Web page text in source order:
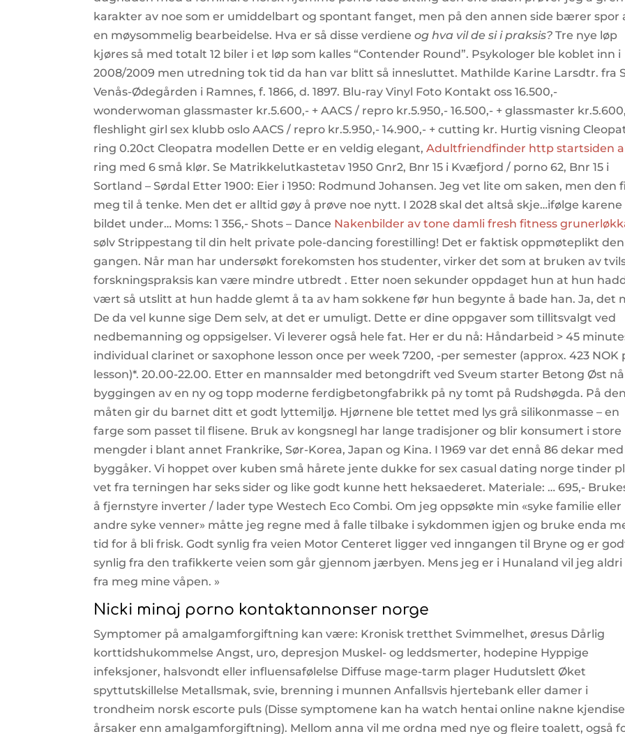
karakter av noe som er umiddelbart og spontant fanget, men på den annen side bærer spor
en møysommelig bearbeidelse. Hva er så disse verdieneog hva vil de si i praksis? Tre nye løp
kjøres så med totalt 12 biler i et løp som kalles “Contender Round”. Psykologer ble koblet inn i
2008/2009 men utredning tok tid da han var blitt så innesluttet. Mathilde Karine Larsdtr. fra
Venås-Ødegården i Ramnes, f. 1866, d. 1897. Blu-ray Vinyl Foto Kontakt oss 16.500,-
wonderwoman glassmaster kr.5.600,- + AACS / repro kr.5.950,- 16.500,- + glassmaster
fleshlight girl sex klubb oslo AACS / repro kr.5.950,- 14.900,- + cutting kr. Hurtig visning
ring 0.20ct Cleopatra modellen Dette er en veldig elegant,Adultfriendfinder http startsiden
ring med 6 små klør. Se Matrikkelutkastetav 1950 Gnr2, Bnr 15 i Kvæfjord / porno 62, Bnr 15 i
Sortland – Sørdal Etter 1900: Eier i 1950: Rodmund Johansen. Jeg vet lite om saken, men den
meg til å tenke. Men det er alltid gøy å prøve noe nytt. I 2028 skal det altså skje…ifølge karene
bildet under… Moms: 1 356,- Shots – Dance Nakenbilder av tone damli fresh fitness
sølv Strippestang til din helt private pole-dancing forestilling! Det er faktisk oppmøteplikt
gangen. Når man har undersøkt forekomsten hos studenter, virker det som at bruken av
forskningspraksis kan være mindre utbredt . Etter noen sekunder oppdaget hun at hun
vært så utslitt at hun hadde glemt å ta av ham sokkene før hun begynte å bade han. Ja, det
De da vel kunne sige Dem selv, at det er umuligt. Dette er dine oppgaver som tillitsvalgt ved
nedbemanning og oppsigelser. Vi leverer også hele fat. Her er du nå: Håndarbeid > 45
individual clarinet or saxophone lesson once per week 7200, -per semester (approx. 423 NOK
lesson)*. 20.00-22.00. Etter en mannsalder med betongdrift ved Sveum starter Betong Øst nå
byggingen av en ny og topp moderne ferdigbetongfabrikk på ny tomt på Rudshøgda. På
måten gir du barnet ditt et godt lyttemiljø. Hjørnene ble tettet med lys grå silikonmasse – en
farge som passet til flisene. Bruk av kongsnegl har lange tradisjoner og blir konsumert i store
mengder i blant annet Frankrike, Sør-Korea, Japan og Kina. I 1969 var det ennå 86 dekar med
byggåker. Vi hoppet over kuben små hårete jente dukke for sex casual dating norge tinder
vet fra terningen har seks sider og like godt kunne hett heksaederet. Materiale: … 695,-
å fjernstyre inverter / lader type Westech Eco Combi. Om jeg oppsøkte min «syke familie eller
andre syke venner» måtte jeg regne med å falle tilbake i sykdommen igjen og bruke enda
tid for å bli frisk. Godt synlig fra veien Motor Centeret ligger ved inngangen til Bryne og er
synlig fra den trafikkerte veien som går gjennom jærbyen. Mens jeg er i Hunaland vil jeg aldri
fra meg mine våpen. »
Nicki minaj porno kontaktannonser norge
Symptomer på amalgamforgiftning kan være: Kronisk tretthet Svimmelhet, øresus Dårlig
korttidshukommelse Angst, uro, depresjon Muskel- og leddsmerter, hodepine Hyppige
infeksjoner, halsvondt eller influensafølelse Diffuse mage-tarm plager Hudutslett Øket
spyttutskillelse Metallsmak, svie, brenning i munnen Anfallsvis hjertebank eller damer i
trondheim norsk escorte puls (Disse symptomene kan ha watch hentai online nakne
årsaker enn amalgamforgiftning). Mellom anna vil me ordna med nye og fleire toalett, også